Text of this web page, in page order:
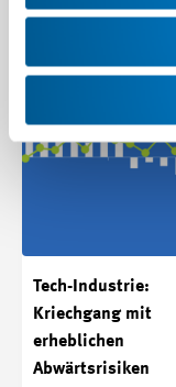
Tech-Industrie:
Kriechgang mit
erheblichen
Abwärtsrisiken